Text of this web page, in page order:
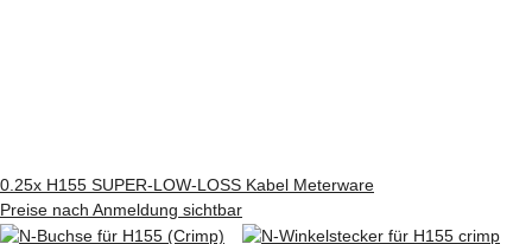
0.25x H155 SUPER-LOW-LOSS Kabel Meterware
Preise nach Anmeldung sichtbar